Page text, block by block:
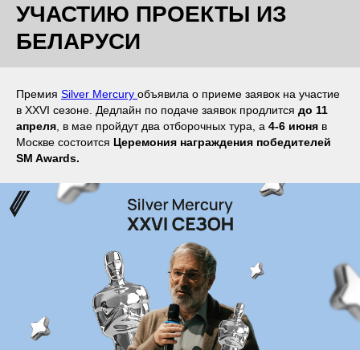
УЧАСТИЮ ПРОЕКТЫ ИЗ
БЕЛАРУСИ
Премия Silver Mercury объявила о приеме заявок на участие
в XXVI сезоне. Дедлайн по подаче заявок продлится до 11
апреля , в мае пройдут два отборочных тура, а 4-6 июня в
Москве состоится Церемония награждения победителей
SM Awards.